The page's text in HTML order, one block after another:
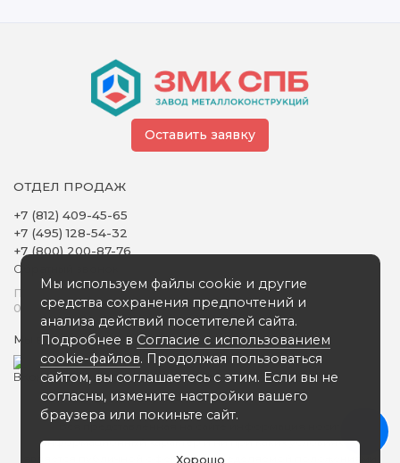
Мы используем файлы cookie и другие
средства сохранения предпочтений и
анализа действий посетителей сайта.
Подробнее в Согласие с использованием
cookie-файлов. Продолжая пользоваться
сайтом, вы соглашаетесь с этим. Если вы не
согласны, измените настройки вашего
браузера или покиньте сайт.
Хорошо
Оставить заявку
ОТДЕЛ ПРОДАЖ
+7 (812) 409-45-65
+7 (495) 128-54-32
+7 (800) 200-87-76
Обратный звонок
Понедельник - Пятница
09:00 - 18:00
Мы в сети
Вся представленная на сайте информация носит
информационный характер и ни при каких условиях не
является публичной офертой, определяемой положениями